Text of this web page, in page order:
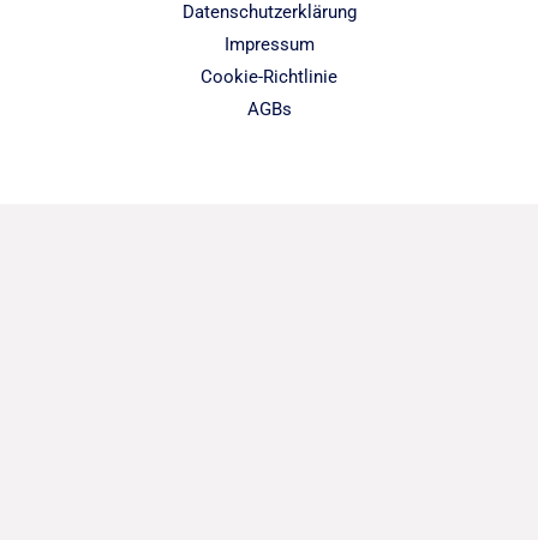
Datenschutzerklärung
Impressum
Cookie-Richtlinie
AGBs